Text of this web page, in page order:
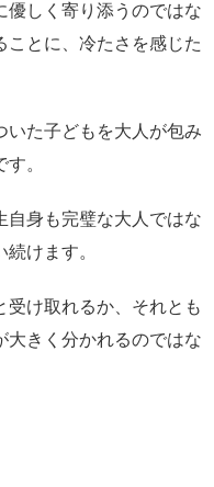
優しく寄り添うのではな
ことに、冷たさを感じた
いた子どもを大人が包み
。
自身も完璧な大人ではな
けます。
受け取れるか、それとも
大きく分かれるのではな